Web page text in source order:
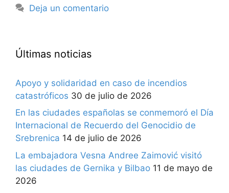
Deja un comentario
Últimas noticias
Apoyo y solidaridad en caso de incendios
catastróficos 30 de julio de 2026
En las ciudades españolas se conmemoró el Día
Internacional de Recuerdo del Genocidio de
Srebrenica 14 de julio de 2026
La embajadora Vesna Andree Zaimović visitó
las ciudades de Gernika y Bilbao 11 de mayo de
2026